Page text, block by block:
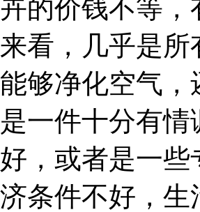
卉的价钱不等
来看，几乎是
能够净化空气
是一件十分有
好，或者是一
济条件不好，